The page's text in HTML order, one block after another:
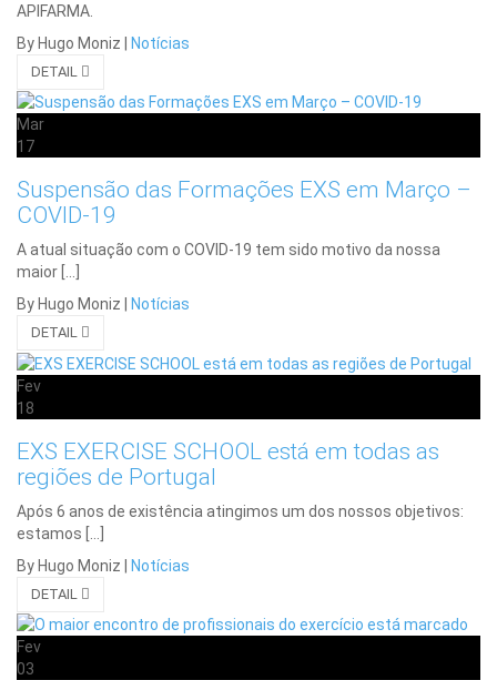
APIFARMA.
By Hugo Moniz
Notícias
DETAIL
Mar
17
Suspensão das Formações EXS em Março –
COVID-19
A atual situação com o COVID-19 tem sido motivo da nossa
maior […]
By Hugo Moniz
Notícias
DETAIL
Fev
18
EXS EXERCISE SCHOOL está em todas as
regiões de Portugal
Após 6 anos de existência atingimos um dos nossos objetivos:
estamos […]
By Hugo Moniz
Notícias
DETAIL
Fev
03